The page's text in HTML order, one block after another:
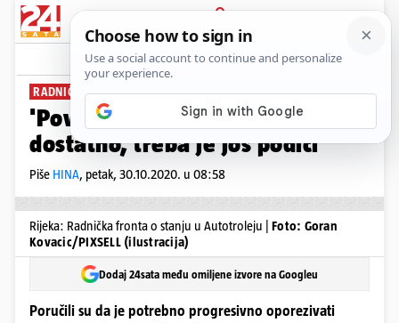
PRIJAVA
News Komentari
RADNIČKA FRONTA:
'Povećanje minimalne plaće nije
dostatno, treba je još podići'
Piše HINA, petak, 30.10.2020. u 08:58
Rijeka: Radnička fronta o stanju u Autotroleju | Foto: Goran
Kovacic/PIXSELL (ilustracija)
Dodaj 24sata među omiljene izvore na Googleu
Poručili su da je potrebno progresivno oporezivati